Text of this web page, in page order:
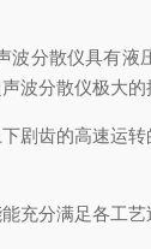
散仪具有液
分散仪极大
齿的高速运转
分满足各工